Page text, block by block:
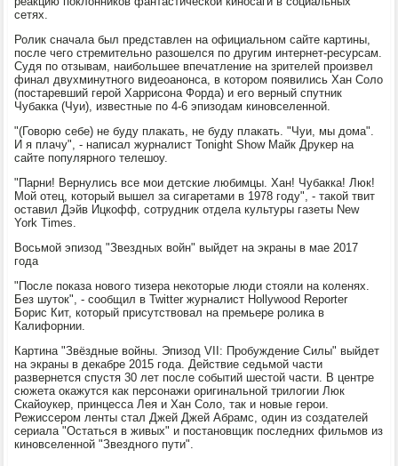
сетях.
Ролик сначала был представлен на официальном сайте картины,
после чего стремительно разошелся по другим интернет-ресурсам.
Судя по отзывам, наибольшее впечатление на зрителей произвел
финал двухминутного видеоанонса, в котором появились Хан Соло
(постаревший герой Харрисона Форда) и его верный спутник
Чубакка (Чуи), известные по 4-6 эпизодам киновселенной.
"(Говорю себе) не буду плакать, не буду плакать. "Чуи, мы дома".
И я плачу", - написал журналист Tonight Show Майк Друкер на
сайте популярного телешоу.
"Парни! Вернулись все мои детские любимцы. Хан! Чубакка! Люк!
Мой отец, который вышел за сигаретами в 1978 году", - такой твит
оставил Дэйв Ицкофф, сотрудник отдела культуры газеты New
York Times.
Восьмой эпизод "Звездных войн" выйдет на экраны в мае 2017
года
"После показа нового тизера некоторые люди стояли на коленях.
Без шуток", - сообщил в Twitter журналист Hollywood Reporter
Борис Кит, который присутствовал на премьере ролика в
Калифорнии.
Картина "Звёздные войны. Эпизод VII: Пробуждение Силы" выйдет
на экраны в декабре 2015 года. Действие седьмой части
развернется спустя 30 лет после событий шестой части. В центре
сюжета окажутся как персонажи оригинальной трилогии Люк
Скайоукер, принцесса Лея и Хан Соло, так и новые герои.
Режиссером ленты стал Джей Джей Абрамс, один из создателей
сериала "Остаться в живых" и постановщик последних фильмов из
киновселенной "Звездного пути".